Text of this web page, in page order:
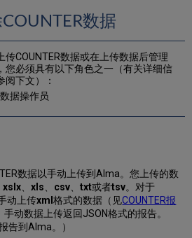
数据
传COUNTER数据或在上传数据后管理
您必须具有以下角色之一（有关详细信
阅下文）：
据操作员
数据以手动上传到Alma。您上传的数
xslx 、xls csv 、txt或者tsv。对于
动上传xml格式的数据（见COUNTER报
动数据上传返回JSON格式的报告。
告到Alma。）